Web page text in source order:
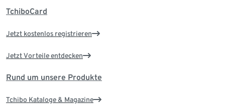
TchiboCard
Jetzt kostenlos registrieren
Jetzt Vorteile entdecken
Rund um unsere Produkte
Tchibo Kataloge & Magazine